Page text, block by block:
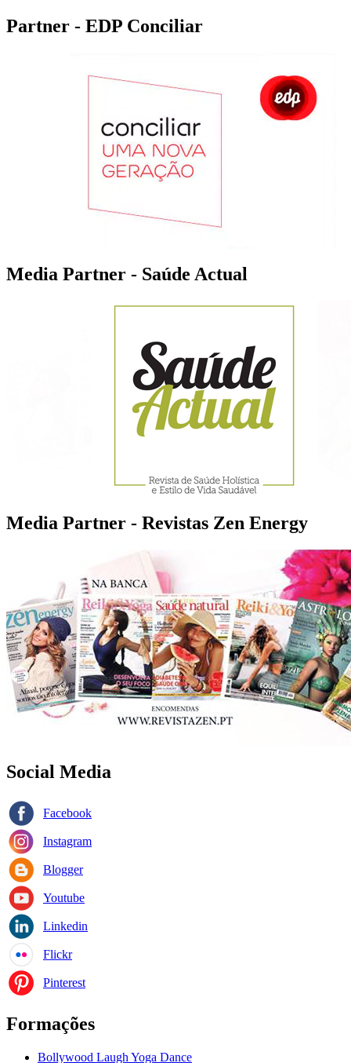
Partner - EDP Conciliar
Media Partner - Saúde Actual
Media Partner - Revistas Zen Energy
Social Media
Facebook
Instagram
Blogger
Youtube
Linkedin
Flickr
Pinterest
Formações
Bollywood Laugh Yoga Dance